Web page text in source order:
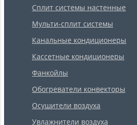
Сплит системы настенные
Мульти-сплит системы
Канальные кондиционеры
Кассетные кондиционеры
Фанкойлы
Обогреватели конвекторы
Осушители воздуха
Увлажнители воздуха